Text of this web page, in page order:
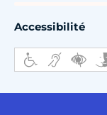
Accessibilité